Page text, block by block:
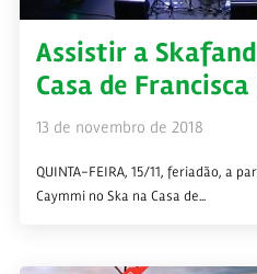
Assistir a
Casa de Francisca
13 de novembro de 2018
QUINTA-FEIRA, 15/11, feriadão, a
Caymmi no Ska na Casa de...